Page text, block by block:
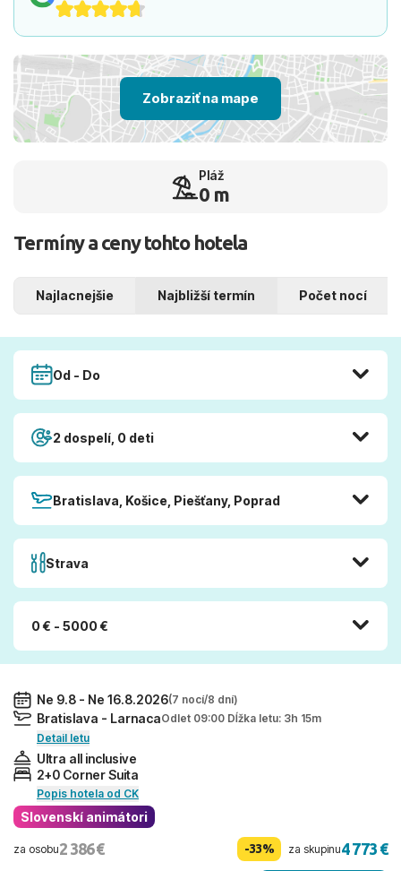
Zobraziť na mape
Pláž
0 m
Termíny a ceny tohto hotela
Najlacnejšie Najbližší termín Počet nocí
Od - Do
2 dospelí, 0 deti
Bratislava, Košice, Piešťany, Poprad
Strava
0 € - 5000 €
Ne 9.8 - Ne 16.8.2026(7 nocí/8 dní)
Bratislava - LarnacaOdlet 09:00 Dĺžka letu: 3h 15m
Detail letu
Ultra all inclusive
2+0 Corner Suita
Popis hotela od CK
Slovenskí animátori
za osobu2 386 € -33% za skupinu4 773 €